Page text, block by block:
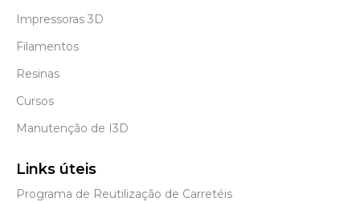
Impressoras 3D
Filamentos
Resinas
Cursos
Manutenção de I3D
Links úteis
Programa de Reutilização de Carretéis